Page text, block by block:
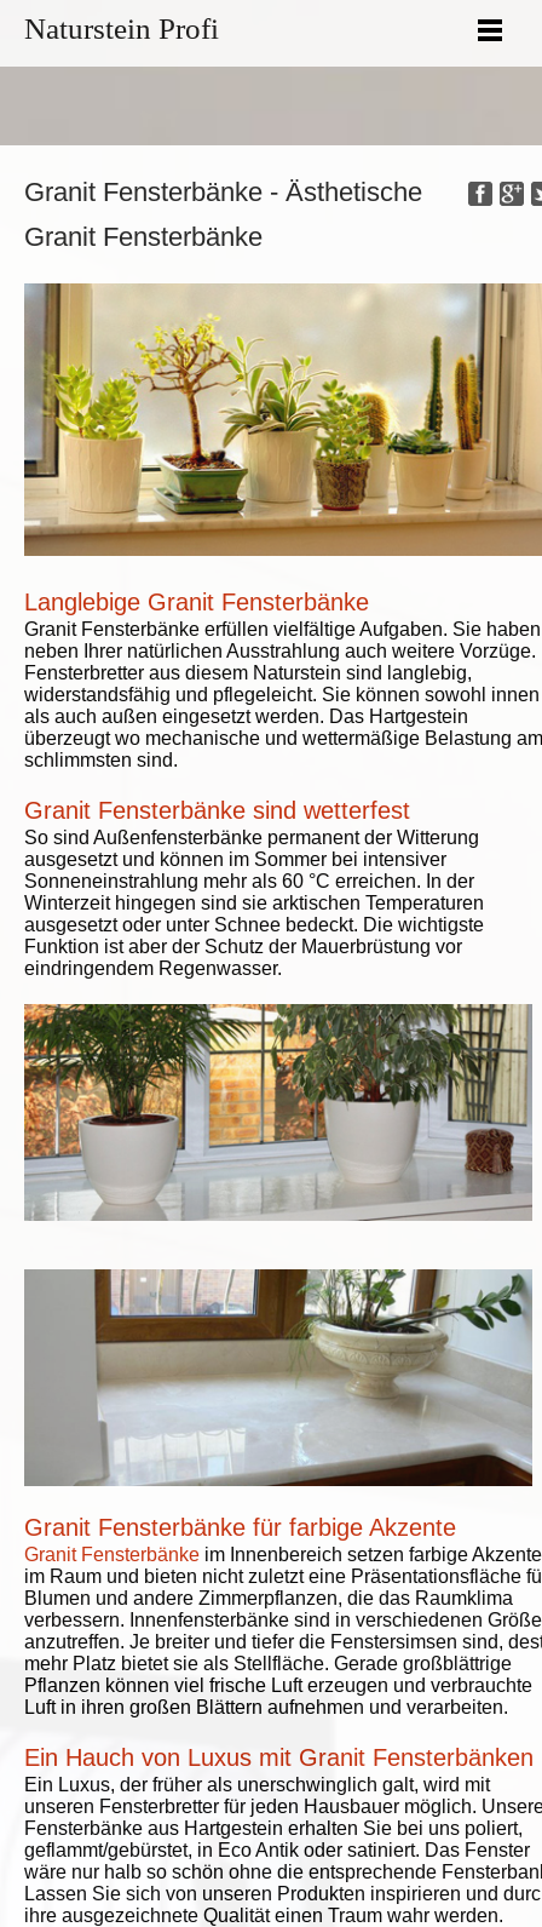
Naturstein Profi
Granit Fensterbänke - Ästhetische
Granit Fensterbänke
Langlebige Granit Fensterbänke
Granit Fensterbänke erfüllen vielfältige Aufgaben. Sie haben
neben Ihrer natürlichen Ausstrahlung auch weitere Vorzüge.
Fensterbretter aus diesem Naturstein sind langlebig,
widerstandsfähig und pflegeleicht. Sie können sowohl innen
als auch außen eingesetzt werden. Das Hartgestein
überzeugt wo mechanische und wettermäßige Belastung am
schlimmsten sind.
Granit Fensterbänke sind wetterfest
So sind Außenfensterbänke permanent der Witterung
ausgesetzt und können im Sommer bei intensiver
Sonneneinstrahlung mehr als 60 °C erreichen. In der
Winterzeit hingegen sind sie arktischen Temperaturen
ausgesetzt oder unter Schnee bedeckt. Die wichtigste
Funktion ist aber der Schutz der Mauerbrüstung vor
eindringendem Regenwasser.
Granit Fensterbänke für farbige Akzente
Granit Fensterbänke im Innenbereich setzen farbige Akzente
im Raum und bieten nicht zuletzt eine Präsentationsfläche
Blumen und andere Zimmerpflanzen, die das Raumklima
verbessern. Innenfensterbänke sind in verschiedenen
anzutreffen. Je breiter und tiefer die Fenstersimsen sind,
mehr Platz bietet sie als Stellfläche. Gerade großblättrige
Pflanzen können viel frische Luft erzeugen und verbrauchte
Luft in ihren großen Blättern aufnehmen und verarbeiten.
Ein Hauch von Luxus mit Granit Fensterbänken
Ein Luxus, der früher als unerschwinglich galt, wird mit
unseren Fensterbretter für jeden Hausbauer möglich.
Fensterbänke aus Hartgestein erhalten Sie bei uns poliert,
geflammt/gebürstet, in Eco Antik oder satiniert. Das Fenster
wäre nur halb so schön ohne die entsprechende
Lassen Sie sich von unseren Produkten inspirieren und
ihre ausgezeichnete Qualität einen Traum wahr werden.